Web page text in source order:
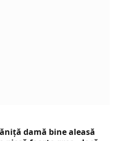
damă bine aleasă